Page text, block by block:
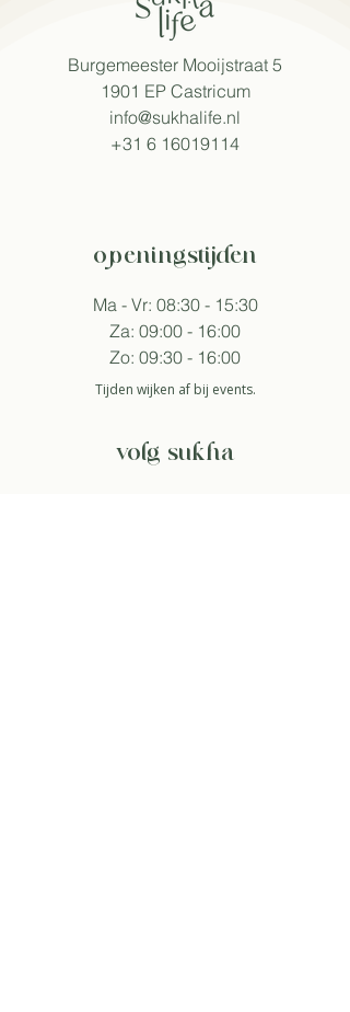
Burgemeester Mooijstraat 5
1901 EP Castricum​
info@sukhalife.nl
+31 6 16019114
openingstijden
Ma - Vr: 08:30 - 15:30
Za: 09:00 - 16:00
Zo: 09:30 - 16:00
Tijden wijken af bij events.
volg sukha